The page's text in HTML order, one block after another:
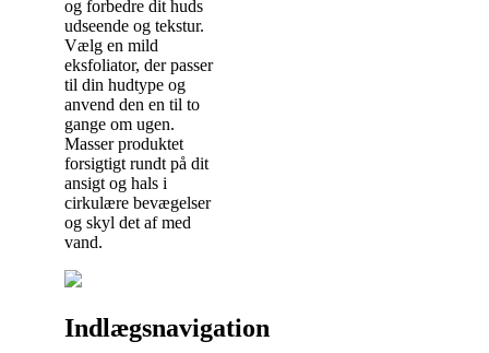
og forbedre dit huds
udseende og tekstur.
Vælg en mild
eksfoliator, der passer
til din hudtype og
anvend den en til to
gange om ugen.
Masser produktet
forsigtigt rundt på dit
ansigt og hals i
cirkulære bevægelser
og skyl det af med
vand.
Indlægsnavigation